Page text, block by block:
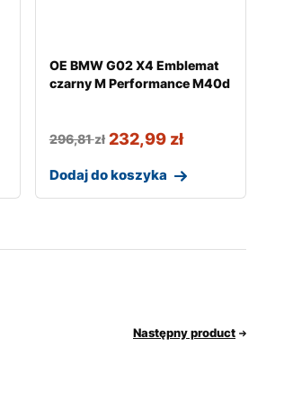
OE BMW G02 X4 Emblemat
czarny M Performance M40d
296,81zł 232,99 zł
Dodaj do koszyka
Następny product